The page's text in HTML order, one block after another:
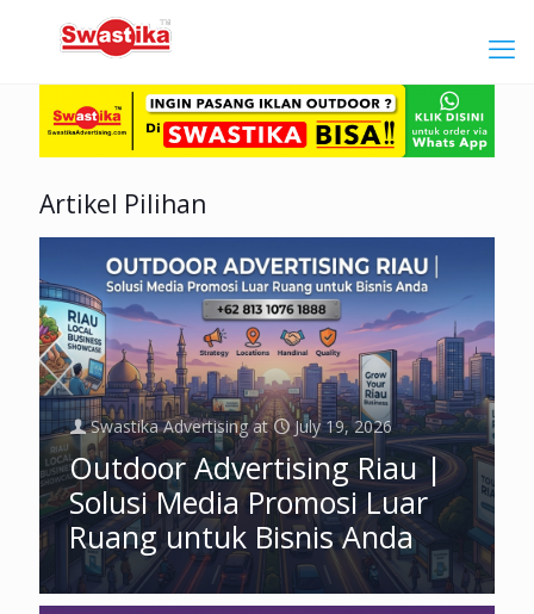
Artikel Pilihan
Swastika Advertising at July 19, 2026
Outdoor Advertising Riau |
Solusi Media Promosi Luar
Ruang untuk Bisnis Anda